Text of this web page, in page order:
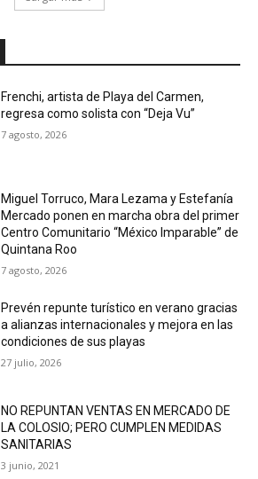
Frenchi, artista de Playa del Carmen,
regresa como solista con “Deja Vu”
7 agosto, 2026
Miguel Torruco, Mara Lezama y Estefanía
Mercado ponen en marcha obra del primer
Centro Comunitario “México Imparable” de
Quintana Roo
7 agosto, 2026
Prevén repunte turístico en verano gracias
a alianzas internacionales y mejora en las
condiciones de sus playas
27 julio, 2026
NO REPUNTAN VENTAS EN MERCADO DE
LA COLOSIO; PERO CUMPLEN MEDIDAS
SANITARIAS
3 junio, 2021